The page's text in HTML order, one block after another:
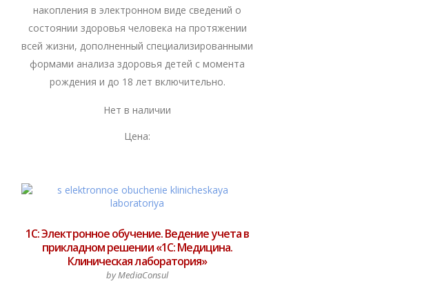
накопления в электронном виде сведений о
состоянии здоровья человека на протяжении
всей жизни, дополненный специализированными
формами анализа здоровья детей с момента
рождения и до 18 лет включительно.
Нет в наличии
Цена:
1С: Электронное обучение. Ведение учета в
прикладном решении «1С: Медицина.
Клиническая лаборатория»
by MediaConsul